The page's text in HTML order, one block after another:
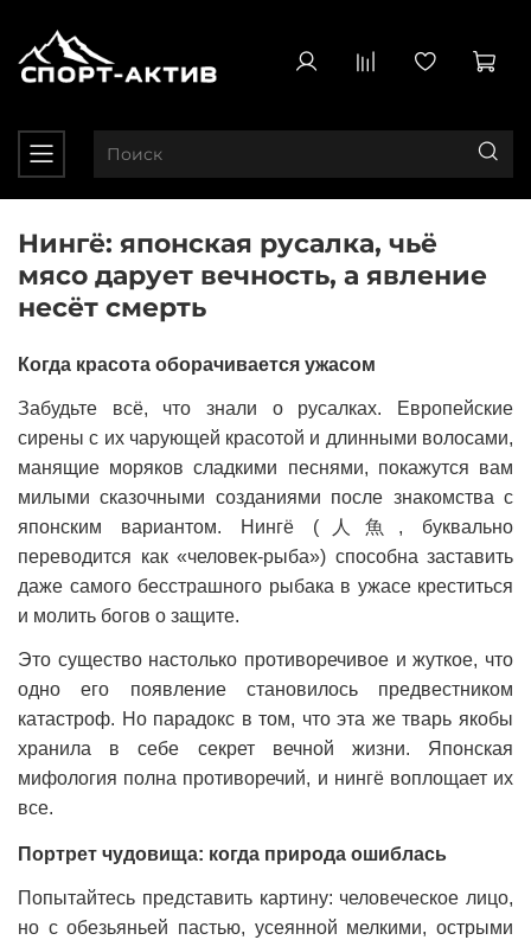
Нингё: японская русалка, чьё
мясо дарует вечность, а явление
несёт смерть
Когда красота оборачивается ужасом
Забудьте всё, что знали о русалках. Европейские
сирены с их чарующей красотой и длинными волосами,
манящие моряков сладкими песнями, покажутся вам
милыми сказочными созданиями после знакомства с
японским вариантом. Нингё (人魚, буквально
переводится как «человек-рыба») способна заставить
даже самого бесстрашного рыбака в ужасе креститься
и молить богов о защите.
Это существо настолько противоречивое и жуткое, что
одно его появление становилось предвестником
катастроф. Но парадокс в том, что эта же тварь якобы
хранила в себе секрет вечной жизни. Японская
мифология полна противоречий, и нингё воплощает их
все.
Портрет чудовища: когда природа ошиблась
Попытайтесь представить картину: человеческое лицо,
но с обезьяньей пастью, усеянной мелкими, острыми